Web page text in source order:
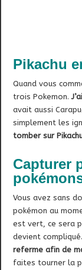
Pikachu
Quand vous
trois Pokemon.
avait aussi
simplement les
tomber sur
Capturer
Vous avez sans
pokémon au
est vert, ce sera
devient
referme afin de
faites tourner la